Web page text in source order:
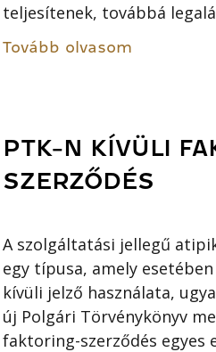
teljesítenek, továbbá
Tovább olvasom
PTK-N KÍVÜLI
SZERZŐDÉS
A szolgáltatási jellegű
egy típusa, amely
kívüli jelző használata,
új Polgári Törvénykönyv
faktoring-szerződés egyes